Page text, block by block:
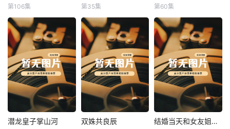
第106集 第35集 第60集
潜龙皇子掌山河
潜龙皇子掌山河 双姝共良辰
双姝共良辰 结婚当天和女友姐姐一起穿越了 结婚当天和女友姐姐一起穿越了